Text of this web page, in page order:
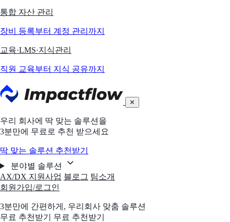
통합 자산 관리
장비 등록부터 계정 관리까지
교육·LMS·지식관리
직원 교육부터 지식 공유까지
✕
우리 회사에 딱 맞는 솔루션을
3분만에 무료로 추천 받으세요
딱 맞는 솔루션 추천받기
분야별 솔루션
AX/DX 지원사업 블로그 팀소개
회원가입/로그인
3분만에 간편하게, 우리회사 맞춤 솔루션
무료 추천받기
무료 추천받기